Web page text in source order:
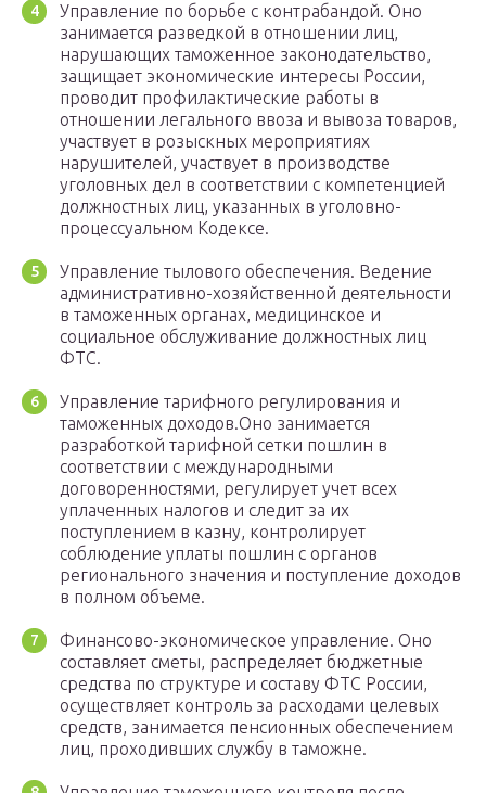
Управление по борьбе с контрабандой. Оно
занимается разведкой в отношении лиц,
нарушающих таможенное законодательство,
защищает экономические интересы России,
проводит профилактические работы в
отношении легального ввоза и вывоза товаров,
участвует в розыскных мероприятиях
нарушителей, участвует в производстве
уголовных дел в соответствии с компетенцией
должностных лиц, указанных в уголовно-
процессуальном Кодексе.
Управление тылового обеспечения. Ведение
административно-хозяйственной деятельности
в таможенных органах, медицинское и
социальное обслуживание должностных лиц
ФТС.
Управление тарифного регулирования и
таможенных доходов.Оно занимается
разработкой тарифной сетки пошлин в
соответствии с международными
договоренностями, регулирует учет всех
уплаченных налогов и следит за их
поступлением в казну, контролирует
соблюдение уплаты пошлин с органов
регионального значения и поступление доходов
в полном объеме.
Финансово-экономическое управление. Оно
составляет сметы, распределяет бюджетные
средства по структуре и составу ФТС России,
осуществляет контроль за расходами целевых
средств, занимается пенсионных обеспечением
лиц, проходивших службу в таможне.